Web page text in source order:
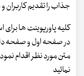
جذاب را تقدیم کاربران
کلیه پاورپوینت ها
در صفحه اول و صفحه
متن مورد نظر اقدام
نمائید